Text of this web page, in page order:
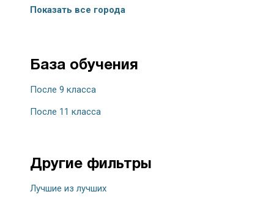
Показать все города
База обучения
После 9 класса
После 11 класса
Другие фильтры
Лучшие из лучших